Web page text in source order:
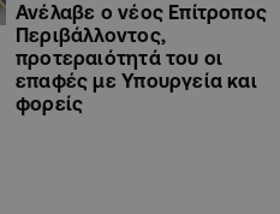
Ανέλαβε ο νέος Επίτροπος
Περιβάλλοντος,
προτεραιότητά του οι
επαφές με Υπουργεία και
φορείς